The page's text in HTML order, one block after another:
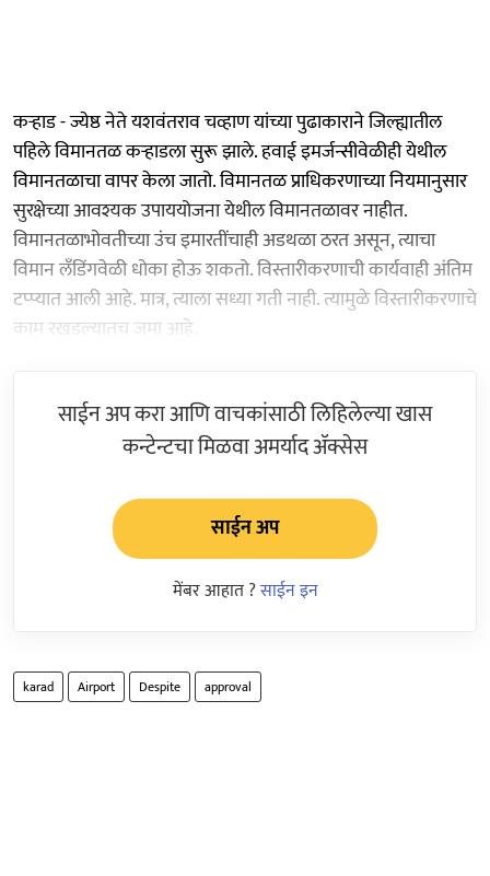
कऱ्हाड - ज्येष्ठ नेते यशवंतराव चव्हाण यांच्या पुढाकाराने जिल्ह्यातील
पहिले विमानतळ कऱ्हाडला सुरू झाले. हवाई इमर्जन्सीवेळीही येथील
विमानतळाचा वापर केला जातो. विमानतळ प्राधिकरणाच्या नियमानुसार
सुरक्षेच्या आवश्यक उपाययोजना येथील विमानतळावर नाहीत.
विमानतळाभोवतीच्या उंच इमारतींचाही अडथळा ठरत असून, त्याचा
विमान लँडिंगवेळी धोका होऊ शकतो. विस्तारीकरणाची कार्यवाही अंतिम
टप्प्यात आली आहे. मात्र, त्याला सध्या गती नाही. त्यामुळे विस्तारीकरणाचे
काम रखडल्यातच जमा आहे.
साईन अप करा आणि वाचकांसाठी लिहिलेल्या खास
कन्टेन्टचा मिळवा अमर्याद ॲक्सेस
साईन अप
मेंबर आहात ?साईन इन
karad Airport Despite approval